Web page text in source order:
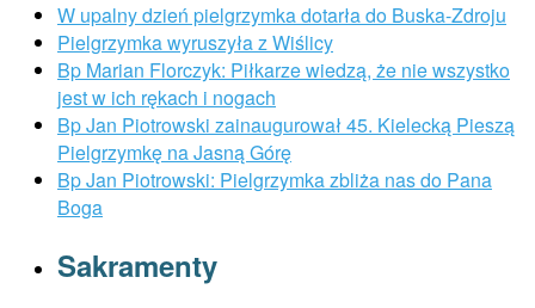
W upalny dzień pielgrzymka dotarła do Buska-Zdroju
Pielgrzymka wyruszyła z Wiślicy
Bp Marian Florczyk: Piłkarze wiedzą, że nie wszystko
jest w ich rękach i nogach
Bp Jan Piotrowski zainaugurował 45. Kielecką Pieszą
Pielgrzymkę na Jasną Górę
Bp Jan Piotrowski: Pielgrzymka zbliża nas do Pana
Boga
Sakramenty